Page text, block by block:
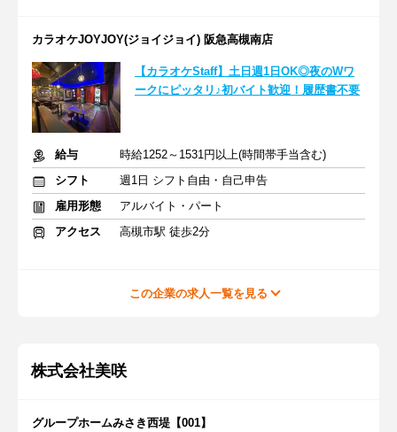
カラオケJOYJOY(ジョイジョイ) 阪急高槻南店
【カラオケStaff】土日週1日OK◎夜のWワ
ークにピッタリ♪初バイト歓迎！履歴書不要
給与
時給1252～1531円以上(時間帯手当含む)
シフト
週1日 シフト自由・自己申告
雇用形態
アルバイト・パート
アクセス
高槻市駅 徒歩2分
この企業の求人一覧を見る
株式会社美咲
グループホームみさき西堤【001】